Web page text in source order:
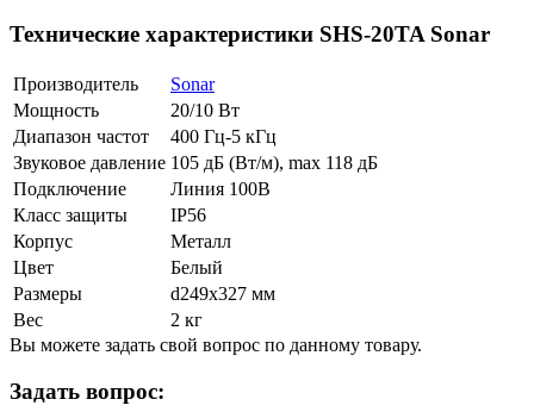
Технические характеристики SHS-20TA Sonar
Производитель
Sonar
Мощность
20/10 Вт
Диапазон частот
400 Гц-5 кГц
Звуковое давление 105 дБ (Вт/м), max 118 дБ
Подключение
Линия 100В
Класс защиты
IP56
Корпус
Металл
Цвет
Белый
Размеры
d249х327 мм
Вес
2 кг
Вы можете задать свой вопрос по данному товару.
Задать вопрос: